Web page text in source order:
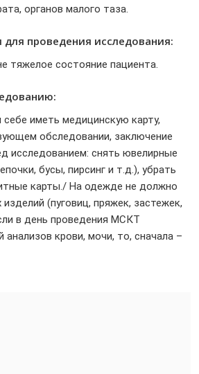
органов малого таза.
для проведения исследования:
тяжелое состояние пациента.
иметь медицинскую карту,
обследовании, заключение
исследованием: снять ювелирные
бусы, пирсинг и т.д.), убрать
карты./ На одежде не должно
(пуговиц, пряжек, застежек,
в день проведения МСКТ
анализов крови, мочи, то, сначала –